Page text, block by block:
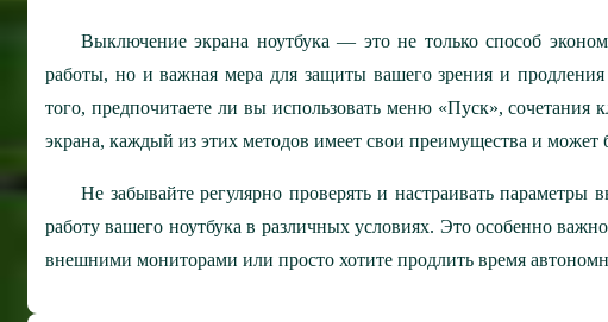
Выключение экрана ноутбука — это не только способ
работы, но и важная мера для защиты вашего зрения и
того, предпочитаете ли вы использовать меню «Пуск»,
экрана, каждый из этих методов имеет свои преимущества и может
Не забывайте регулярно проверять и настраивать параметры
работу вашего ноутбука в различных условиях. Это особенно
внешними мониторами или просто хотите продлить время